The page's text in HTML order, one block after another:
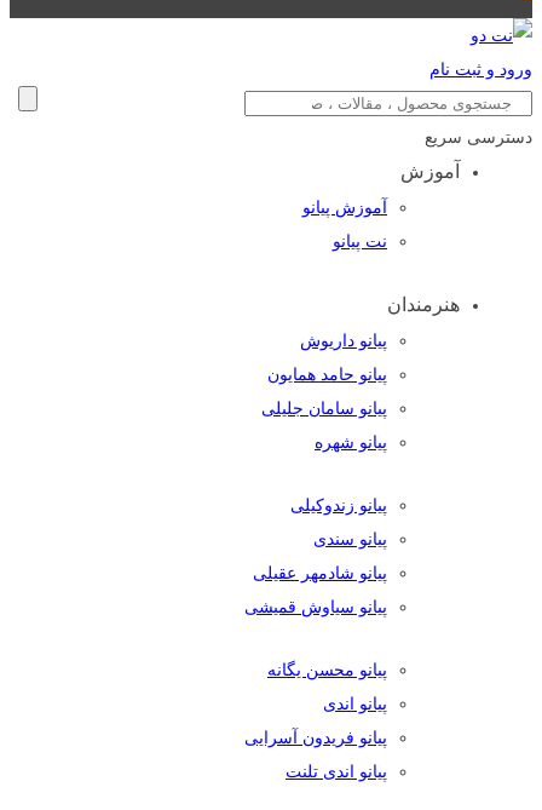
ورود و ثبت نام
دسترسی سریع
آموزش
آموزش پیانو
نت پیانو
هنرمندان
پیانو داریوش
پیانو حامد همایون
پیانو سامان جلیلی
پیانو شهره
پیانو زندوکیلی
پیانو سندی
پیانو شادمهر عقیلی
پیانو سیاوش قمیشی
پیانو محسن یگانه
پیانو اندی
پیانو فریدون آسرایی
پیانو اندی تلنت